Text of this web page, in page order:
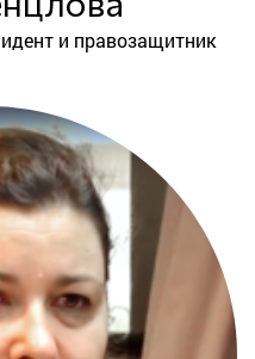
и правозащитник